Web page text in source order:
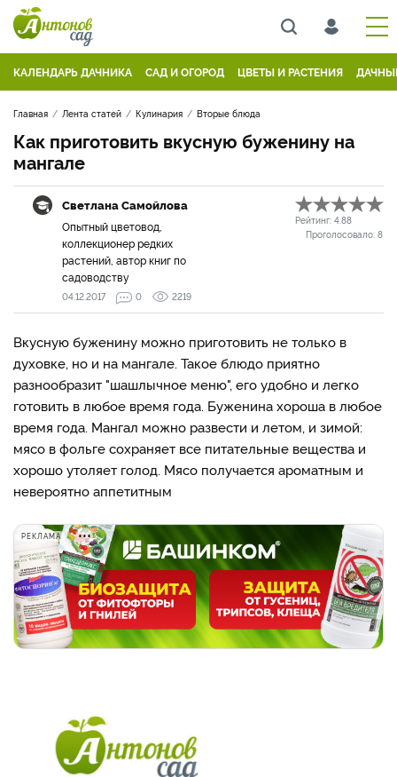
КАЛЕНДАРЬ ДАЧНИКА САД И ОГОРОД ЦВЕТЫ И РАСТЕНИЯ
Главная Лента статей Кулинария Вторые блюда
Как приготовить вкусную буженину на
мангале
Светлана Самойлова
Опытный цветовод,
коллекционер редких
растений, автор книг по
садоводству
Рейтинг: 4.88
Проголосовало: 8
04.12.2017 0 2219
Вкусную буженину можно приготовить не только в
духовке, но и на мангале. Такое блюдо приятно
разнообразит "шашлычное меню", его удобно и легко
готовить в любое время года. Буженина хороша в любое
время года. Мангал можно развести и летом, и зимой:
мясо в фольге сохраняет все питательные вещества и
хорошо утоляет голод. Мясо получается ароматным и
невероятно аппетитным
РЕКЛАМА